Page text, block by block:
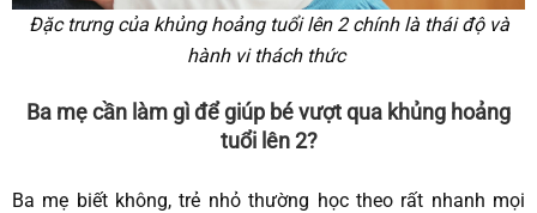
Đặc trưng của khủng hoảng tuổi lên 2 chính là thái độ và
hành vi thách thức
Ba mẹ cần làm gì để giúp bé vượt qua khủng hoảng
tuổi lên 2?
Ba mẹ biết không, trẻ nhỏ thường học theo rất nhanh mọi